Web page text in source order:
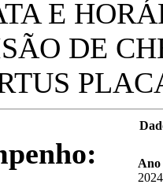
E
DE
Ano
2024